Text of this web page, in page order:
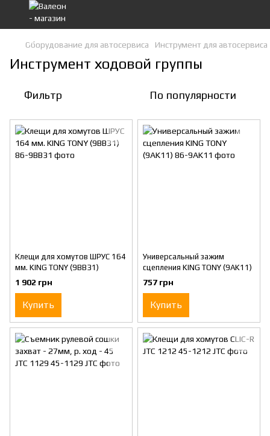
Оборудование для автосервиса Инструмент для автосервиса
Инструмент ходовой группы
Фильтр По популярности
Клещи для хомутов ШРУС 164
мм. KING TONY (9BB31)
1 902 грн
Купить
Универсальный зажим
сцепления KING TONY (9AK11)
757 грн
Купить